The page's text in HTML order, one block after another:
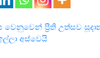
ප්‍රීති උත්සව
අස්වෙයි